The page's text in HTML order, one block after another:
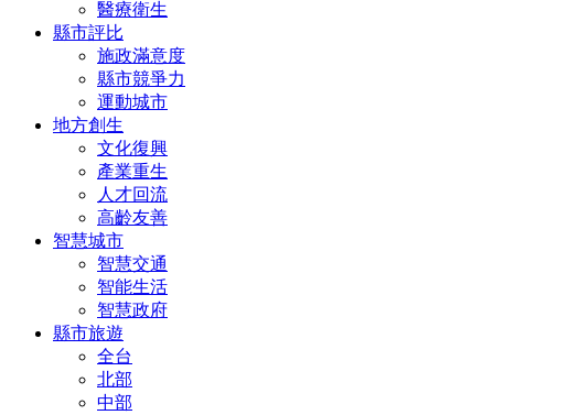
醫療衛生
縣市評比
施政滿意度
縣市競爭力
運動城市
地方創生
文化復興
產業重生
人才回流
高齡友善
智慧城市
智慧交通
智能生活
智慧政府
縣市旅遊
全台
北部
中部